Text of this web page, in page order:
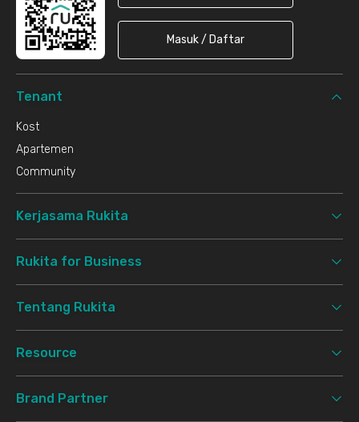
Masuk / Daftar
Tenant
Kost
Apartemen
Community
Kerjasama Rukita
Rukita for Business
Tentang Rukita
Resource
Brand Partner